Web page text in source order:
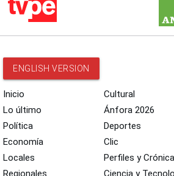
ENGLISH VERSION
Inicio
Lo último
Política
Economía
Locales
Regionales
Cultural
Ánfora 2026
Deportes
Clic
Perfiles y
Ciencia y